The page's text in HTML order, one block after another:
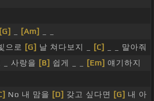
[G] [Am]
으로 [G] 날 쳐다보지 _ [C]
_ _ 말아줘
_ 사랑을 [B] 쉽게 _ _ [Em] 얘기하지
No 내 맘을 [D] 갖고 싶다면 [G] 내 아